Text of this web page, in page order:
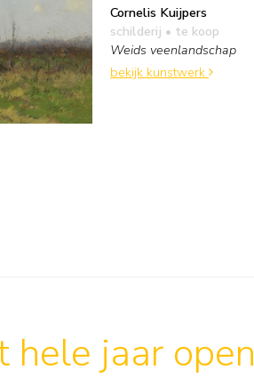
Cornelis Kuijpers
schilderij • te koop
Weids veenlandschap
bekijk kunstwerk
hele jaar open